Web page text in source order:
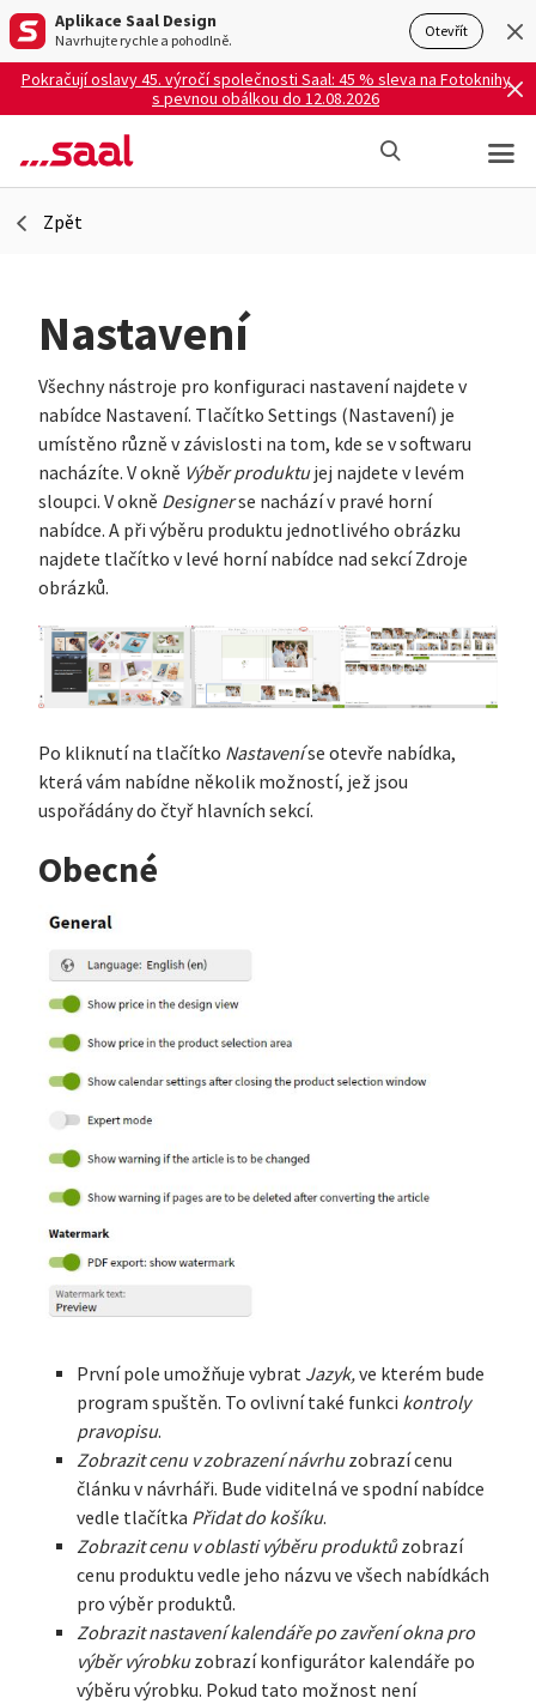
Aplikace Saal Design
Navrhujte rychle a pohodlně. Otevřít
Pokračují oslavy 45. výročí společnosti Saal: 45 % sleva na Fotoknihy
s pevnou obálkou do 12.08.2026
Zpět
Nastavení
Všechny nástroje pro konfiguraci nastavení najdete v
nabídce Nastavení. Tlačítko Settings (Nastavení) je
umístěno různě v závislosti na tom, kde se v softwaru
nacházíte. V okně Výběr produktujej najdete v levém
sloupci. V okně Designerse nachází v pravé horní
nabídce. A při výběru produktu jednotlivého obrázku
najdete tlačítko v levé horní nabídce nad sekcí Zdroje
obrázků.
Po kliknutí na tlačítko Nastaveníse otevře nabídka,
která vám nabídne několik možností, jež jsou
uspořádány do čtyř hlavních sekcí.
Obecné
První pole umožňuje vybrat Jazyk,ve kterém bude
program spuštěn. To ovlivní také funkci kontroly
pravopisu.
Zobrazit cenu v zobrazení návrhuzobrazí cenu
článku v návrháři. Bude viditelná ve spodní nabídce
vedle tlačítka Přidat do košíku.
Zobrazit cenu v oblasti výběru produktůzobrazí
cenu produktu vedle jeho názvu ve všech nabídkách
pro výběr produktů.
Zobrazit nastavení kalendáře po zavření okna pro
výběr výrobkuzobrazí konfigurátor kalendáře po
výběru výrobku. Pokud tato možnost není